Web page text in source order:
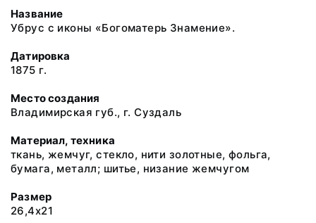
Название
Убрус с иконы «Богоматерь Знамение».
Датировка
1875 г.
Место создания
Владимирская губ., г. Суздаль
Материал, техника
ткань, жемчуг, стекло, нити золотные, фольга,
бумага, металл; шитье, низание жемчугом
Размер
26,4x21